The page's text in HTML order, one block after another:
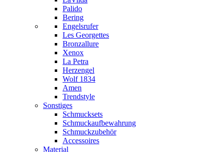
Palido
Bering
Engelsrufer
Les Georgettes
Bronzallure
Xenox
La Petra
Herzengel
Wolf 1834
Amen
Trendstyle
Sonstiges
Schmucksets
Schmuckaufbewahrung
Schmuckzubehör
Accessoires
Material